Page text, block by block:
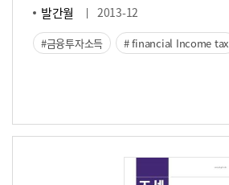
발간월 2013-12
금융투자소득 financial Income tax